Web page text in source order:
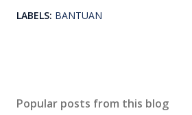
LABELS: BANTUAN
Popular posts from this blog